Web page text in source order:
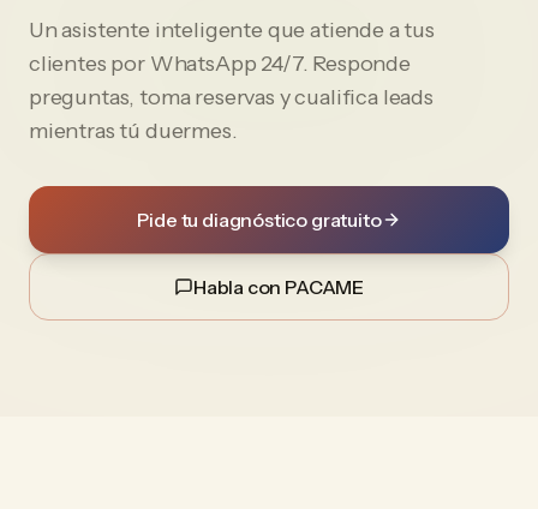
Un asistente inteligente que atiende a tus
clientes por WhatsApp 24/7. Responde
preguntas, toma reservas y cualifica leads
mientras tú duermes.
Pide tu diagnóstico gratuito
Habla con PACAME